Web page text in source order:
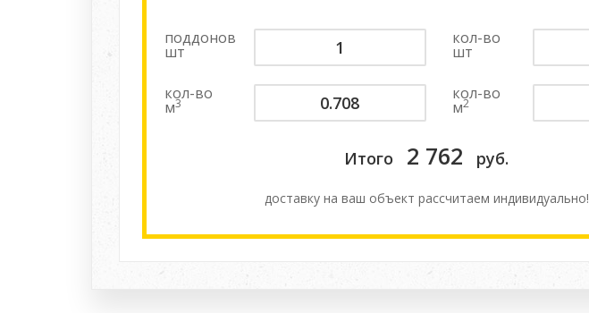
поддонов
шт
кол-во
шт
кол-во
м3
кол-во
м2
Итого 2 762 руб.
доставку на ваш объект расcчитаем индивидуально!